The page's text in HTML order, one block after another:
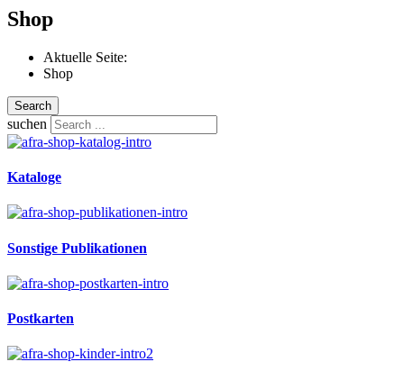
Shop
Aktuelle Seite:
Shop
Search
suchen
Kataloge
Sonstige Publikationen
Postkarten